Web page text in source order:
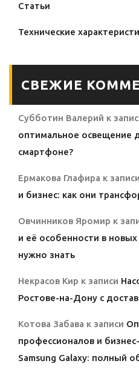
Статьи
Технические
СВЕЖИЕ
Субботин Валерий к
оптимальное освещение
смартфоне?
Ермакова Глафира к записи
и бизнес: как они
Овчинников Яромир к
и её особенности в
нужно знать
Некрасов Кир к записи
Ростове-на-Дону с
Котова Забава к записи
профессионалов и
Samsung Galaxy: полный